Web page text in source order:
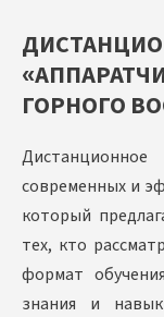
ГОРНОГО
современных и
который
тех, кто
формат
знания и